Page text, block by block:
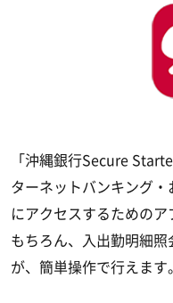
「沖縄銀行Secure
ターネットバンキング
にアクセスするための
もちろん、入出勤明細
が、簡単操作で行えます。